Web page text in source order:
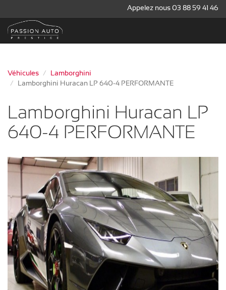
Appelez nous 03 88 59 41 46
Véhicules
Lamborghini
Lamborghini Huracan LP 640-4 PERFORMANTE
Lamborghini Huracan LP
640-4 PERFORMANTE